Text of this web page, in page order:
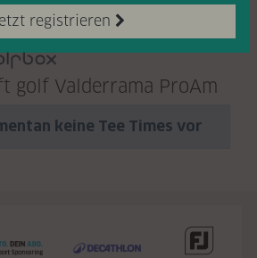
Times
golf Valderrama ProAm
keine Tee Times vor
registrieren